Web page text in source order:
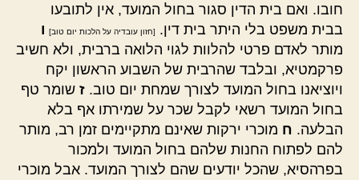
חובו. ואם בית הדין סגור בחול המועד, אין לתובעו
בבית משפט בלי היתר בית דין.
[חזון עובדיה על הלכות יום טוב] ו
מותר לאדם פרטי להלוות לגוי הלואה ברבית, ולא חשיב
פרקמטיא, ובלבד שהרבית של השבוע הראשון יקח
ויוציאנו בחול המועד לצורך שמחת יום טוב. ז שומר טף
בחול המועד רשאי לקבל שכר על שמירתו אף בלא
הבלעה. ח מוכרי ירקות שאינם מתקיימים זמן רב, מותר
להם לפתוח החנות שלהם בחול המועד ולמכור
בפרהסיא, שהכל יודעים שהם לצורך המועד. אבל מוכרי